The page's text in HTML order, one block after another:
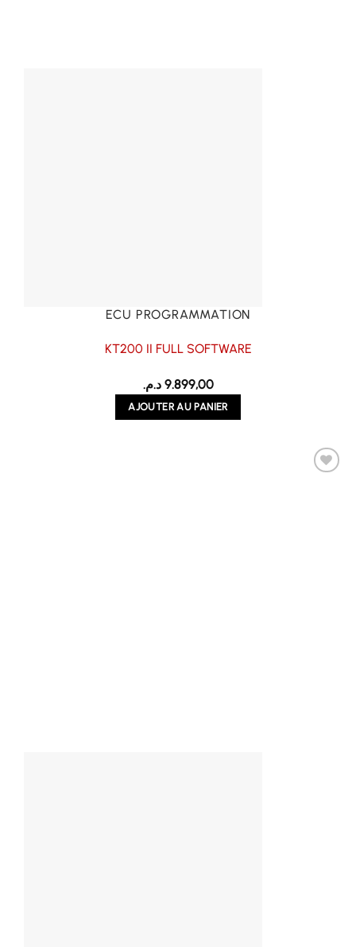
ECU PROGRAMMATION
KT200 II FULL SOFTWARE
9.899,00 د.م.
AJOUTER AU PANIER